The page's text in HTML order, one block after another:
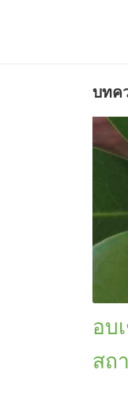
บทค
อบ
สถ